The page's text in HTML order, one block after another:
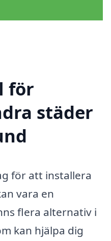
för
städer
för att installera
vara en
flera alternativ i
kan hjälpa dig